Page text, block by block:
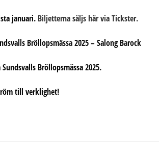
januari. Biljetterna säljs här via Tickster.
Bröllopsmässa 2025.
till verklighet!